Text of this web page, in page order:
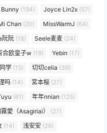
(194) Joyce Lin2x (57)
Chan (20) MissWarmJ (64)
阮阮 (18) Seele麦麦 (24)
合欧皇子w (18) Yebin (17)
学 (15) 切切celia (36)
吗 (14) 宮本桜 (27)
(61) 年年nnian (125)
愛（Asagiriai）
(27)
(14) 浅安安 (26)